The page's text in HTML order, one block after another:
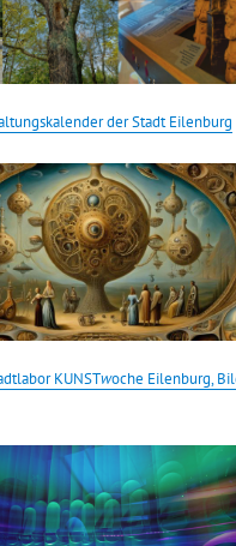
der Stadt Eilenburg
KUNSTwoche Eilenburg,